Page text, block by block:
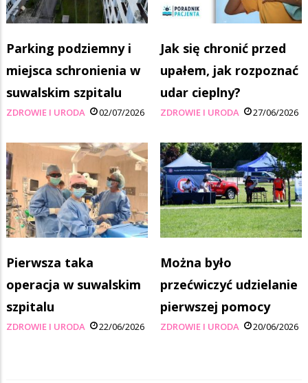
Parking podziemny i
miejsca schronienia w
suwalskim szpitalu
ZDROWIE I URODA 02/07/2026
Jak się chronić przed
upałem, jak rozpoznać
udar cieplny?
ZDROWIE I URODA 27/06/2026
Pierwsza taka
operacja w suwalskim
szpitalu
ZDROWIE I URODA 22/06/2026
Można było
przećwiczyć udzielanie
pierwszej pomocy
ZDROWIE I URODA 20/06/2026